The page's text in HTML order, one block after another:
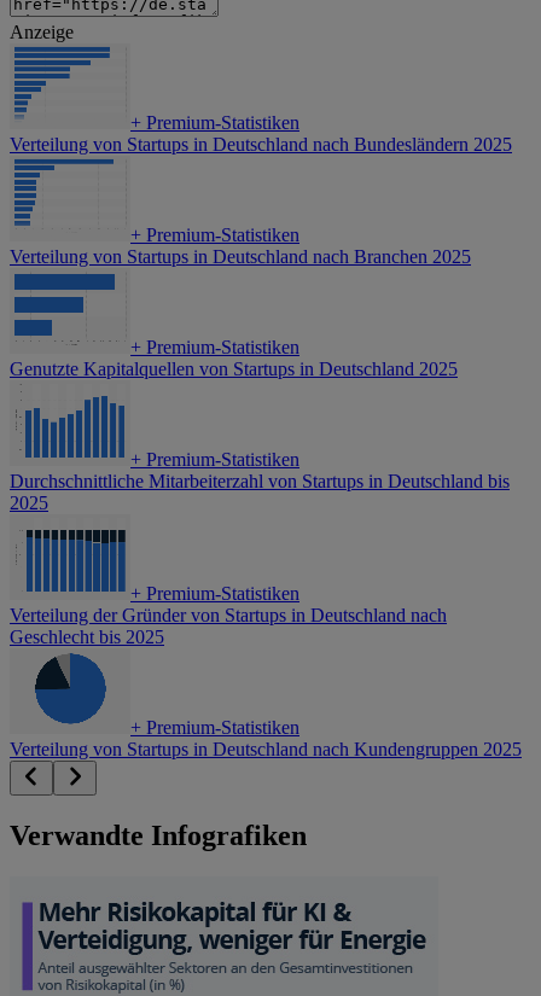
Anzeige
+ Premium-Statistiken
Verteilung von Startups in Deutschland nach Bundesländern 2025
+ Premium-Statistiken
Verteilung von Startups in Deutschland nach Branchen 2025
+ Premium-Statistiken
Genutzte Kapitalquellen von Startups in Deutschland 2025
+ Premium-Statistiken
Durchschnittliche Mitarbeiterzahl von Startups in Deutschland bis
2025
+ Premium-Statistiken
Verteilung der Gründer von Startups in Deutschland nach
Geschlecht bis 2025
+ Premium-Statistiken
Verteilung von Startups in Deutschland nach Kundengruppen 2025
Verwandte Infografiken